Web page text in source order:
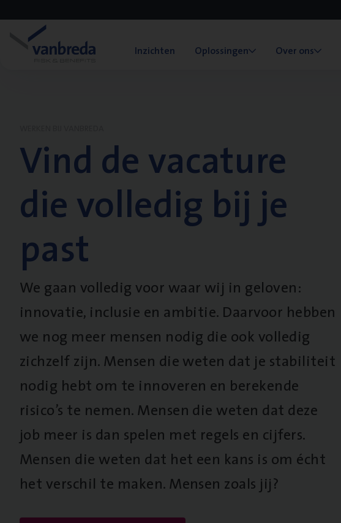
Inzichten Oplossingen Over ons
Vind de vacature
die volledig bij je
past
We gaan volledig voor waar wij in geloven:
innovatie, inclusie en ambitie. Daarvoor hebben
we nog meer mensen nodig die ook volledig
zichzelf zijn. Mensen die weten dat je stabiliteit
nodig hebt om te innoveren en berekende
risico’s te nemen. Mensen die weten dat deze
job meer is dan spelen met regels en cijfers.
Mensen die weten dat het een kans is om écht
het verschil te maken. Mensen zoals jij?